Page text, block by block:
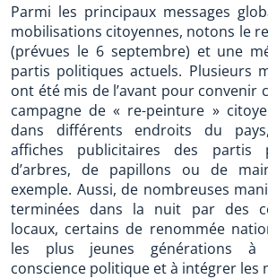
Parmi les principaux messages
mobilisations citoyennes, notons le
(prévues le 6 septembre) et une
partis politiques actuels. Plusieurs
ont été mis de l’avant pour convenir
campagne de « re-peinture »
dans différents endroits du
affiches publicitaires des partis
d’arbres, de papillons ou de
exemple. Aussi, de nombreuses
terminées dans la nuit par des
locaux, certains de renommée
les plus jeunes générations à
conscience politique et à intégrer les